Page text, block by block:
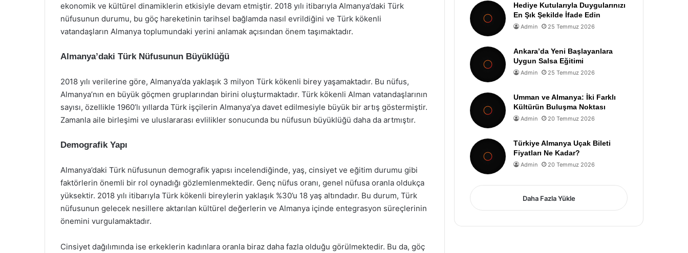
ekonomik ve kültürel dinamiklerin etkisiyle devam etmiştir. 2018 yılı itibarıyla Almanya’daki Türk
nüfusunun durumu, bu göç hareketinin tarihsel bağlamda nasıl evrildiğini ve Türk kökenli
vatandaşların Almanya toplumundaki yerini anlamak açısından önem taşımaktadır.
Almanya’daki Türk Nüfusunun Büyüklüğü
2018 yılı verilerine göre, Almanya’da yaklaşık 3 milyon Türk kökenli birey yaşamaktadır. Bu nüfus,
Almanya’nın en büyük göçmen gruplarından birini oluşturmaktadır. Türk kökenli Alman vatandaşlarının
sayısı, özellikle 1960’lı yıllarda Türk işçilerin Almanya’ya davet edilmesiyle büyük bir artış göstermiştir.
Zamanla aile birleşimi ve uluslararası evlilikler sonucunda bu nüfusun büyüklüğü daha da artmıştır.
Demografik Yapı
Almanya’daki Türk nüfusunun demografik yapısı incelendiğinde, yaş, cinsiyet ve eğitim durumu gibi
faktörlerin önemli bir rol oynadığı gözlemlenmektedir. Genç nüfus oranı, genel nüfusa oranla oldukça
yüksektir. 2018 yılı itibarıyla Türk kökenli bireylerin yaklaşık %30’u 18 yaş altındadır. Bu durum, Türk
nüfusunun gelecek nesillere aktarılan kültürel değerlerin ve Almanya içinde entegrasyon süreçlerinin
önemini vurgulamaktadır.
Cinsiyet dağılımında ise erkeklerin kadınlara oranla biraz daha fazla olduğu görülmektedir. Bu da, göç
Hediye Kutularıyla Duygularınızı
En Şık Şekilde İfade Edin
Admin 25 Temmuz 2026
Ankara’da Yeni Başlayanlara
Uygun Salsa Eğitimi
Admin 25 Temmuz 2026
Umman ve Almanya: İki Farklı
Kültürün Buluşma Noktası
Admin 20 Temmuz 2026
Türkiye Almanya Uçak Bileti
Fiyatları Ne Kadar?
Admin 20 Temmuz 2026
Daha Fazla Yükle